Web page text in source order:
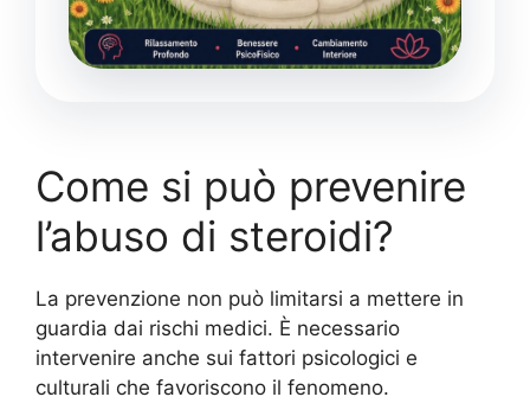
Come si può prevenire
l’abuso di steroidi?
La prevenzione non può limitarsi a mettere in
guardia dai rischi medici. È necessario
intervenire anche sui fattori psicologici e
culturali che favoriscono il fenomeno.